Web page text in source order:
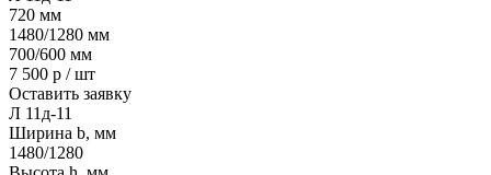
720 мм
1480/1280 мм
700/600 мм
7 500 р / шт
Оставить заявку
Л 11д-11
Ширина b, мм
1480/1280